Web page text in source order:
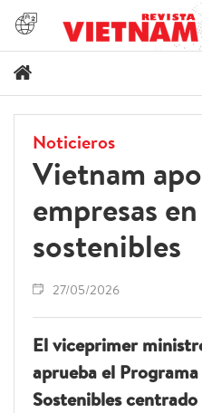
Noticieros
Vietnam
empresas
sostenibles
27/05/2026
El viceprimer
aprueba el
Sostenibles